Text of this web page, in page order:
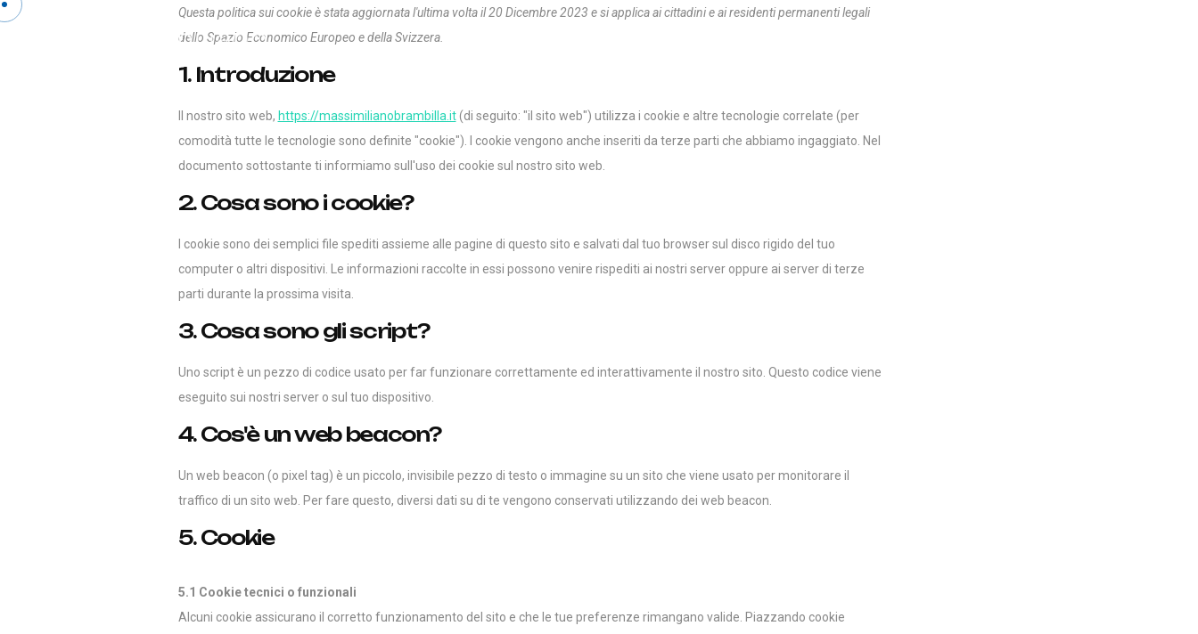
Questa politica sui cookie è stata aggiornata l'ultima volta il 20 Dicembre 2023 e si applica ai cittadini e ai residenti permanenti legali
dello Spazio Economico Europeo e della Svizzera.
1. Introduzione
Il nostro sito web, https://massimilianobrambilla.it(di seguito: "il sito web") utilizza i cookie e altre tecnologie correlate (per
comodità tutte le tecnologie sono definite "cookie"). I cookie vengono anche inseriti da terze parti che abbiamo ingaggiato. Nel
documento sottostante ti informiamo sull'uso dei cookie sul nostro sito web.
2. Cosa sono i cookie?
I cookie sono dei semplici file spediti assieme alle pagine di questo sito e salvati dal tuo browser sul disco rigido del tuo
computer o altri dispositivi. Le informazioni raccolte in essi possono venire rispediti ai nostri server oppure ai server di terze
parti durante la prossima visita.
3. Cosa sono gli script?
Uno script è un pezzo di codice usato per far funzionare correttamente ed interattivamente il nostro sito. Questo codice viene
eseguito sui nostri server o sul tuo dispositivo.
4. Cos'è un web beacon?
Un web beacon (o pixel tag) è un piccolo, invisibile pezzo di testo o immagine su un sito che viene usato per monitorare il
traffico di un sito web. Per fare questo, diversi dati su di te vengono conservati utilizzando dei web beacon.
5. Cookie
5.1 Cookie tecnici o funzionali
Alcuni cookie assicurano il corretto funzionamento del sito e che le tue preferenze rimangano valide. Piazzando cookie